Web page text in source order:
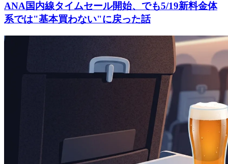
ANA国内線タイムセール開始、でも5/19新料金体
系では"基本買わない"に戻った話